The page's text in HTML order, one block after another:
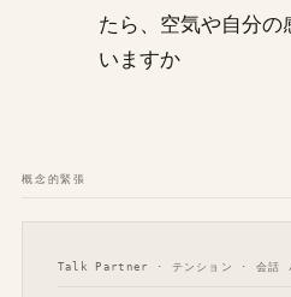
たら、空気や自分
いますか
概念的緊張
Talk Partner · テンション · 会話 /